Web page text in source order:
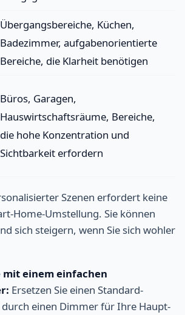
Übergangsbereiche, Küchen,
Badezimmer, aufgabenorientierte
Bereiche, die Klarheit benötigen
Büros, Garagen,
Hauswirtschaftsräume, Bereiche,
die hohe Konzentration und
Sichtbarkeit erfordern
Szenen erfordert keine
Home-Umstellung. Sie können
sich steigern, wenn Sie sich wohler
mit einem einfachen
Ersetzen Sie einen Standard-
einen Dimmer für Ihre Haupt-